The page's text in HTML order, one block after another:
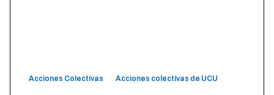
Acciones Colectivas Acciones colectivas de UCU